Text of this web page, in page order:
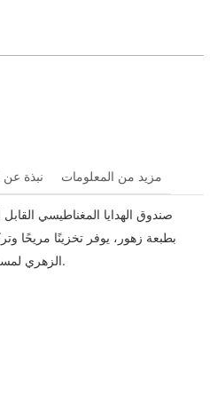
نبذة مزيد من المعلومات
صندوق الهدايا المغناطيسي
بطبعة زهور، يوفر تخزينًا مريحًا
الزهري لمسة ساحرة على أي هدية أو تذكار.